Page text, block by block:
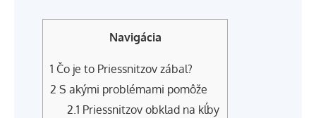
Navigácia
1 Čo je to Priessnitzov zábal?
2 S akými problémami pomôže
2.1 Priessnitzov obklad na kĺby